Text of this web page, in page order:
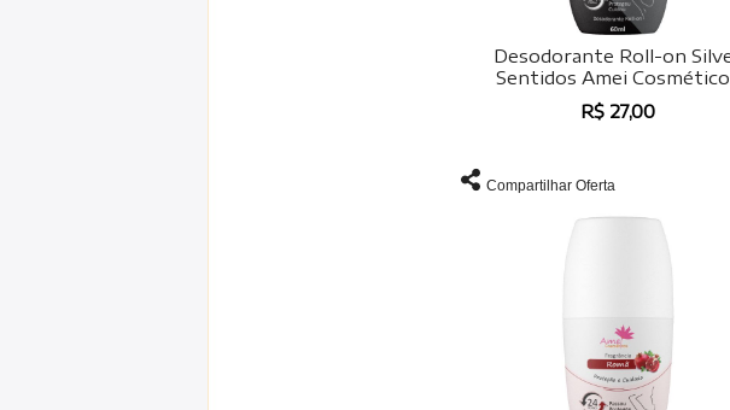
Desodorante Roll-on
Sentidos Amei
R$ 27,00
Compartilhar Oferta